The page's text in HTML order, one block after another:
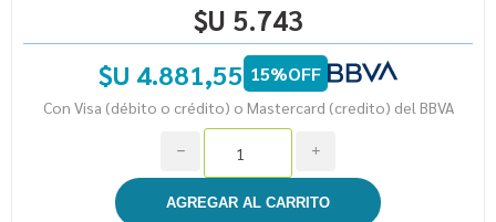
$U 5.743
$U 4.881,55 15%OFF
Con Visa (débito o crédito) o Mastercard (credito) del BBVA
i
h